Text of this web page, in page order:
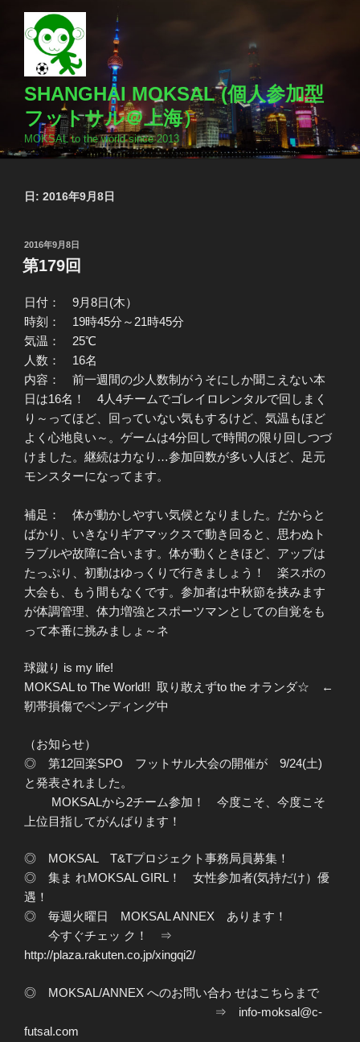
ッ
SHANGHAI MOKSAL (個人参加型
フットサル＠上海）
MOKSAL to the world since 2013
日: 2016年9月8日
投
稿
日:
2016年9月8日
第179回
日付： 9月8日(木）
時刻： 19時45分～21時45分
気温： 25℃
人数： 16名
内容： 前一週間の少人数制がうそにしか聞こえない本
日は16名！ 4人4チームでゴレイロレンタルで回しまく
り～ってほど、回っていない気もするけど、気温もほど
よく心地良い～。ゲームは4分回しで時間の限り回しつづ
けました。継続は力なり…参加回数が多い人ほど、足元
モンスターになってます。
補足： 体が動かしやすい気候となりました。だからと
ばかり、いきなりギアマックスで動き回ると、思わぬト
ラブルや故障に合います。体が動くときほど、アップは
たっぷり、初動はゆっくりで行きましょう！ 楽スポの
大会も、もう間もなくです。参加者は中秋節を挟みます
が体調管理、体力増強とスポーツマンとしての自覚をも
って本番に挑みましょ～ネ
球蹴り is my life!
MOKSAL to The World!! 取り敢えずto the オランダ☆ ←
靭帯損傷でペンディング中
（お知らせ）
◎ 第12回楽SPO フットサル大会の開催が 9/24(土)
と発表されました。
MOKSALから2チーム参加！ 今度こそ、今度こそ
上位目指してがんばります！
◎ MOKSAL T&Tプロジェクト事務局員募集！
◎ 集ま れMOKSAL GIRL！ 女性参加者(気持だけ）優
遇！
◎ 毎週火曜日 MOKSAL ANNEX あります！
今すぐチェッ ク！ ⇒
http://plaza.rakuten.co.jp/xingqi2/
◎ MOKSAL/ANNEX へのお問い合わ せはこちらまで
⇒ info-moksal@c-
futsal.com